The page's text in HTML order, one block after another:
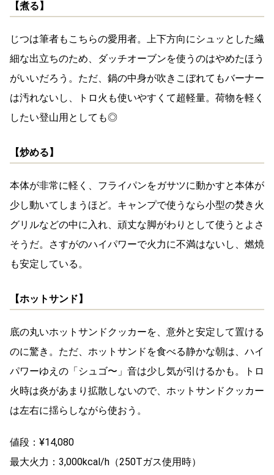
【煮る】
じつは筆者もこちらの愛用者。上下方向にシュッとした繊
細な出立ちのため、ダッチオーブンを使うのはやめたほう
がいいだろう。ただ、鍋の中身が吹きこぼれてもバーナー
は汚れないし、トロ火も使いやすくて超軽量。荷物を軽く
したい登山用としても◎
【炒める】
本体が非常に軽く、フライパンをガサツに動かすと本体が
少し動いてしまうほど。キャンプで使うなら小型の焚き火
グリルなどの中に入れ、頑丈な脚がわりとして使うとよさ
そうだ。さすがのハイパワーで火力に不満はないし、燃焼
も安定している。
【ホットサンド】
底の丸いホットサンドクッカーを、意外と安定して置ける
のに驚き。ただ、ホットサンドを食べる静かな朝は、ハイ
パワーゆえの「シュゴ〜」音は少し気が引けるかも。トロ
火時は炎があまり拡散しないので、ホットサンドクッカー
は左右に揺らしながら使おう。
値段：¥14,080
最大火力：3,000kcal/h（250Tガス使用時）